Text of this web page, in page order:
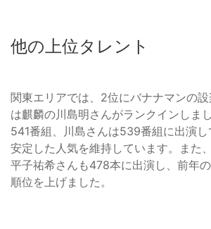
他の上位タレント
関東エリアでは、2位にバナナマンの
は麒麟の川島明さんがランクインしま
541番組、川島さんは539番組に出演
安定した人気を維持しています。また
平子祐希さんも478本に出演し、前年
順位を上げました。